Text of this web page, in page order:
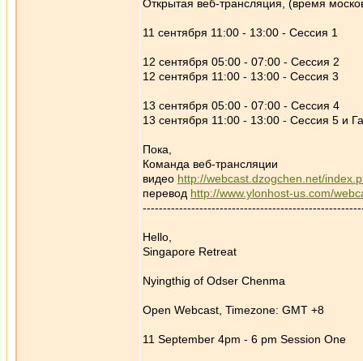
Открытая веб-трансляция, (время
11 сентября 11:00 - 13:00 - Сессия 1
12 сентября 05:00 - 07:00 - Сессия 2
12 сентября 11:00 - 13:00 - Сессия 3
13 сентября 05:00 - 07:00 - Сессия 4
13 сентября 11:00 - 13:00 - Сессия 5 и
Пока,
Команда веб-трансляции
видео http://webcast.dzogchen.net/
перевод http://www.ylonhost-us.com/
Hello,
Singapore Retreat
Nyingthig of Odser Chenma
Open Webcast, Timezone: GMT +8
11 September 4pm - 6 pm Session One